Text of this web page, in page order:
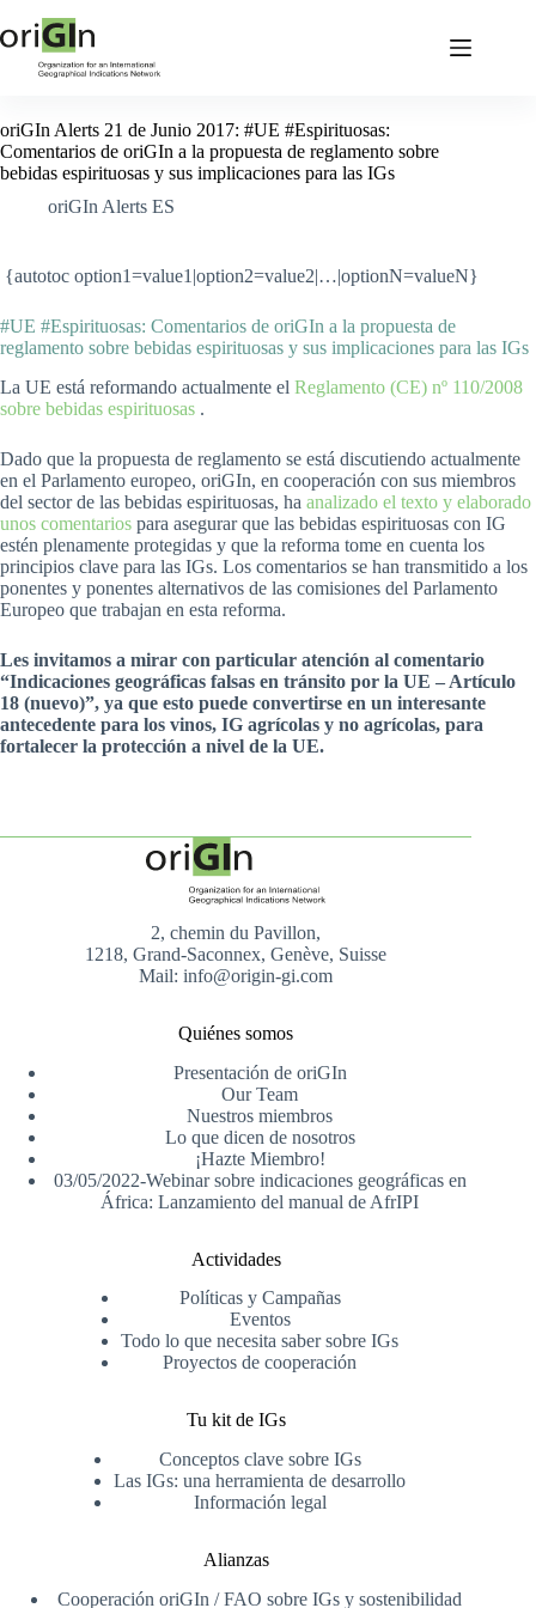
oriGIn Alerts 21 de Junio 2017: #UE #Espirituosas:
Comentarios de oriGIn a la propuesta de reglamento sobre
bebidas espirituosas y sus implicaciones para las IGs
oriGIn Alerts ES
{autotoc option1=value1|option2=value2|…|optionN=valueN}
#UE #Espirituosas: Comentarios de oriGIn a la propuesta de
reglamento sobre bebidas espirituosas y sus implicaciones para las IGs
La UE está reformando actualmente el Reglamento (CE) nº 110/2008
sobre bebidas espirituosas .
Dado que la propuesta de reglamento se está discutiendo actualmente
en el Parlamento europeo, oriGIn, en cooperación con sus miembros
del sector de las bebidas espirituosas, ha analizado el texto y elaborado
unos comentarios para asegurar que las bebidas espirituosas con IG
estén plenamente protegidas y que la reforma tome en cuenta los
principios clave para las IGs. Los comentarios se han transmitido a los
ponentes y ponentes alternativos de las comisiones del Parlamento
Europeo que trabajan en esta reforma.
Les invitamos a mirar con particular atención al comentario
“Indicaciones geográficas falsas en tránsito por la UE – Artículo
18 (nuevo)”, ya que esto puede convertirse en un interesante
antecedente para los vinos, IG agrícolas y no agrícolas, para
fortalecer la protección a nivel de la UE.
2, chemin du Pavillon,
1218, Grand-Saconnex, Genève, Suisse
Mail: info@origin-gi.com
Quiénes somos
Presentación de oriGIn
Our Team
Nuestros miembros
Lo que dicen de nosotros
¡Hazte Miembro!
03/05/2022-Webinar sobre indicaciones geográficas en
África: Lanzamiento del manual de AfrIPI
Actividades
Políticas y Campañas
Eventos
Todo lo que necesita saber sobre IGs
Proyectos de cooperación
Tu kit de IGs
Conceptos clave sobre IGs
Las IGs: una herramienta de desarrollo
Información legal
Alianzas
Cooperación oriGIn / FAO sobre IGs y sostenibilidad